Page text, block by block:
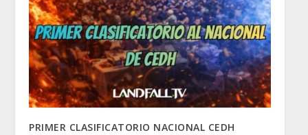
PRIMER CLASIFICATORIO NACIONAL CEDH